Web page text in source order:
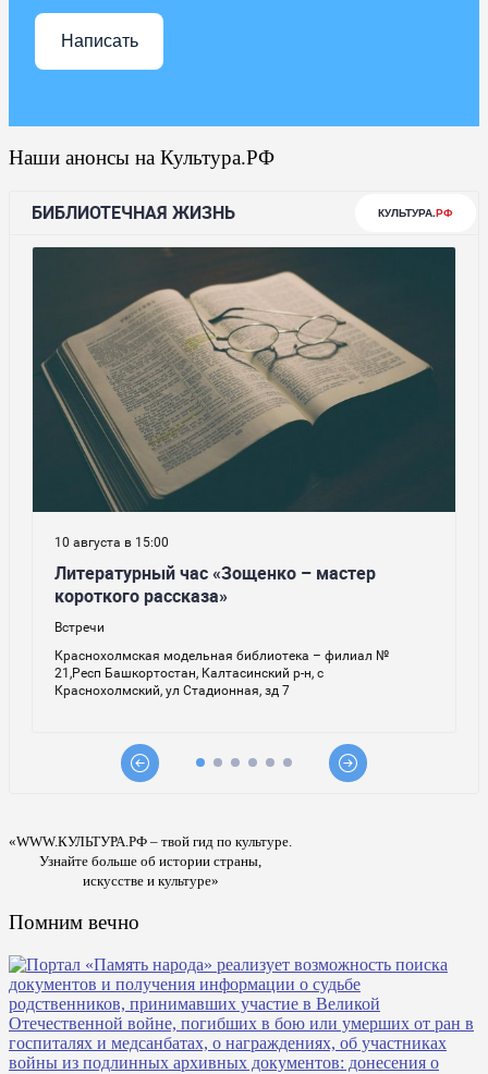
Написать
Наши анонсы на Культура.РФ
«WWW.КУЛЬТУРА.РФ – твой гид по культуре.
Узнайте больше об истории страны,
искусстве и культуре»
Помним вечно